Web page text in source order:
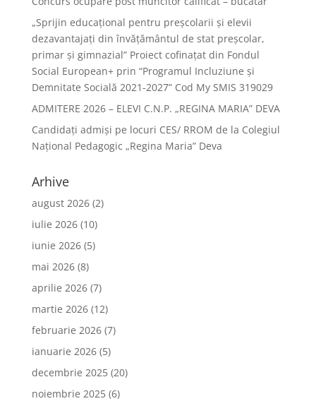
„Sprijin educațional pentru preșcolarii și elevii
dezavantajați din învățământul de stat preșcolar,
primar și gimnazial” Proiect cofinațat din Fondul
Social European+ prin “Programul Incluziune și
Demnitate Socială 2021-2027” Cod My SMIS 319029
ADMITERE 2026 – ELEVI C.N.P. „REGINA MARIA” DEVA
Candidați admiși pe locuri CES/ RROM de la Colegiul
Național Pedagogic „Regina Maria” Deva
Arhive
august 2026(2)
iulie 2026(10)
iunie 2026(5)
mai 2026(8)
aprilie 2026(7)
martie 2026(12)
februarie 2026(7)
ianuarie 2026(5)
decembrie 2025(20)
noiembrie 2025(6)